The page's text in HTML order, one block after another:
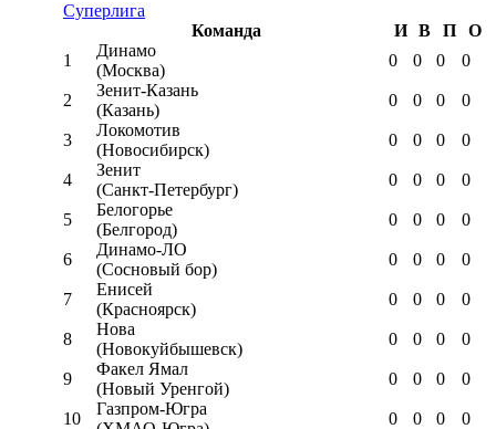
Суперлига
Команда
И В П
О
1
Динамо
(Москва)
0 0 0 0
2
Зенит-Казань
(Казань)
0 0 0 0
3
Локомотив
(Новосибирск)
0 0 0 0
4
Зенит
(Санкт-Петербург)
0 0 0 0
5
Белогорье
(Белгород)
0 0 0 0
6
Динамо-ЛО
(Сосновый бор)
0 0 0 0
7
Енисей
(Красноярск)
0 0 0 0
8
Нова
(Новокуйбышевск)
0 0 0 0
9
Факел Ямал
(Новый Уренгой)
0 0 0 0
10
Газпром-Югра
0 0 0 0